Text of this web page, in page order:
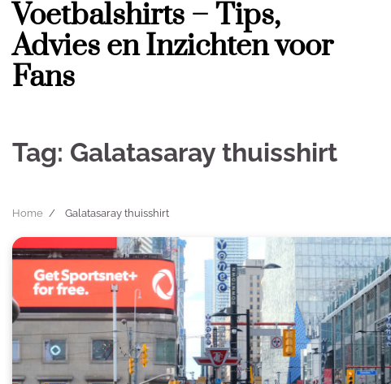
Skip
content
Voetbalshirts – Tips,
Advies en Inzichten voor
Fans
Tag: Galatasaray thuisshirt
Home Galatasaray thuisshirt